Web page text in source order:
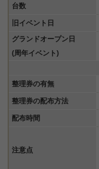
台数
旧イベント日
グランドオープン日
(周年イベント)
整理券の有無
整理券の配布方法
配布時間
注意点